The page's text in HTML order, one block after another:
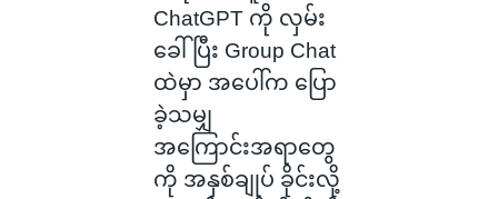
ChatGPT ကို လှမ်း
ခေါ်ပြီး Group Chat
ထဲမှာ အပေါ်က ပြော
ခဲ့သမျှ
အကြောင်းအရာတွေ
ကို အနှစ်ချုပ် ခိုင်းလို့